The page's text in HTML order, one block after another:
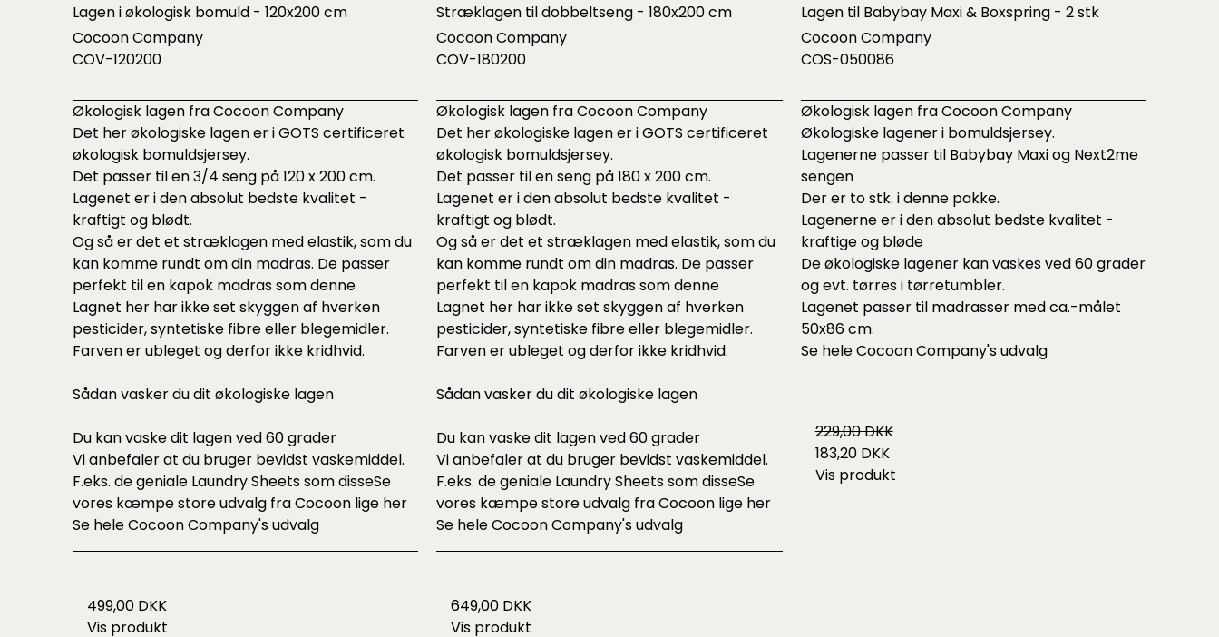
Lagen i økologisk bomuld - 120x200 cm
Cocoon Company
COV-120200
Økologisk lagen fra Cocoon Company
Det her økologiske lagen er i GOTS certificeret
økologisk bomuldsjersey.
Det passer til en 3/4 seng på 120 x 200 cm.
Lagenet er i den absolut bedste kvalitet -
kraftigt og blødt.
Og så er det et stræklagen med elastik, som du
kan komme rundt om din madras. De passer
perfekt til en kapok madras somdenne
Lagnet her har ikke set skyggen af hverken
pesticider, syntetiske fibre eller blegemidler.
Farven er ubleget og derfor ikke kridhvid.
Sådan vasker du dit økologiske lagen
Du kan vaske dit lagen ved 60 grader
Vi anbefaler at du bruger bevidst vaskemiddel.
F.eks. de geniale Laundry Sheets somdisseSe
vores kæmpe store udvalg fra Cocoon lige her
Se heleCocoon Company's udvalg
499,00 DKK
Vis produkt
Stræklagen til dobbeltseng - 180x200 cm
Cocoon Company
COV-180200
Økologisk lagen fra Cocoon Company
Det her økologiske lagen er i GOTS certificeret
økologisk bomuldsjersey.
Det passer til en seng på 180 x 200 cm.
Lagenet er i den absolut bedste kvalitet -
kraftigt og blødt.
Og så er det et stræklagen med elastik, som du
kan komme rundt om din madras. De passer
perfekt til en kapok madras somdenne
Lagnet her har ikke set skyggen af hverken
pesticider, syntetiske fibre eller blegemidler.
Farven er ubleget og derfor ikke kridhvid.
Sådan vasker du dit økologiske lagen
Du kan vaske dit lagen ved 60 grader
Vi anbefaler at du bruger bevidst vaskemiddel.
F.eks. de geniale Laundry Sheets somdisseSe
vores kæmpe store udvalg fra Cocoon lige her
Se heleCocoon Company's udvalg
649,00 DKK
Vis produkt
Lagen til Babybay Maxi & Boxspring - 2 stk
Cocoon Company
COS-050086
Økologisk lagen fra Cocoon Company
Økologiske lagener i bomuldsjersey.
Lagenerne passer til Babybay Maxi og Next2me
sengen
Der er to stk. i denne pakke.
Lagenerne er i den absolut bedste kvalitet -
kraftige og bløde
De økologiske lagener kan vaskes ved 60 grader
og evt. tørres i tørretumbler.
Lagenet passer til madrasser med ca.-målet
50x86 cm.
Se heleCocoon Company's udvalg
229,00 DKK
183,20 DKK
Vis produkt